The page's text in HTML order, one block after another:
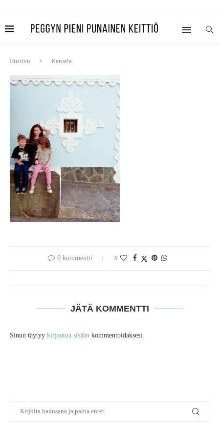
Etusivu Kanaria
0 kommentti 0
JÄTÄ KOMMENTTI
Sinun täytyy kirjautua sisään kommentoidaksesi.